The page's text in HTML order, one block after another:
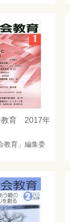
教育 2017年
教育」編集委